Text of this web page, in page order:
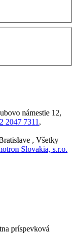
námestie 12,
2047 7311 ,
, Všetky
Slovakia, s.r.o.
príspevková